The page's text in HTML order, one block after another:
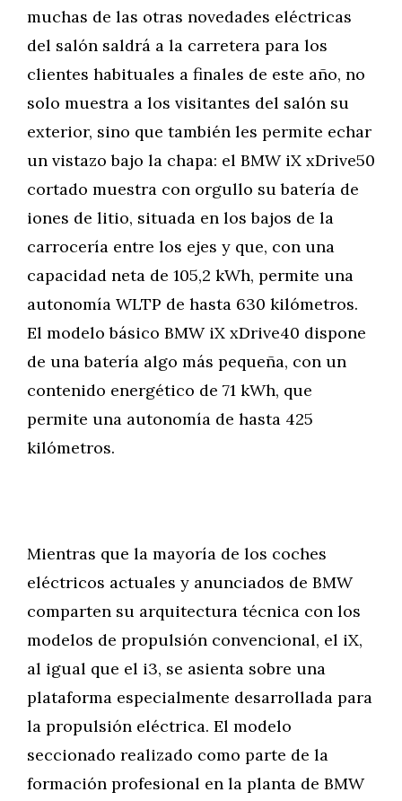
muchas de las otras novedades eléctricas
del salón saldrá a la carretera para los
clientes habituales a finales de este año, no
solo muestra a los visitantes del salón su
exterior, sino que también les permite echar
un vistazo bajo la chapa: el BMW iX xDrive50
cortado muestra con orgullo su batería de
iones de litio, situada en los bajos de la
carrocería entre los ejes y que, con una
capacidad neta de 105,2 kWh, permite una
autonomía WLTP de hasta 630 kilómetros.
El modelo básico BMW iX xDrive40 dispone
de una batería algo más pequeña, con un
contenido energético de 71 kWh, que
permite una autonomía de hasta 425
kilómetros.
Mientras que la mayoría de los coches
eléctricos actuales y anunciados de BMW
comparten su arquitectura técnica con los
modelos de propulsión convencional, el iX,
al igual que el i3, se asienta sobre una
plataforma especialmente desarrollada para
la propulsión eléctrica. El modelo
seccionado realizado como parte de la
formación profesional en la planta de BMW